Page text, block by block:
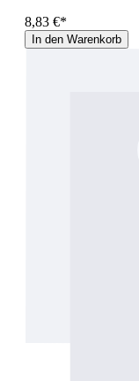
8,83 €*
In den Warenkorb